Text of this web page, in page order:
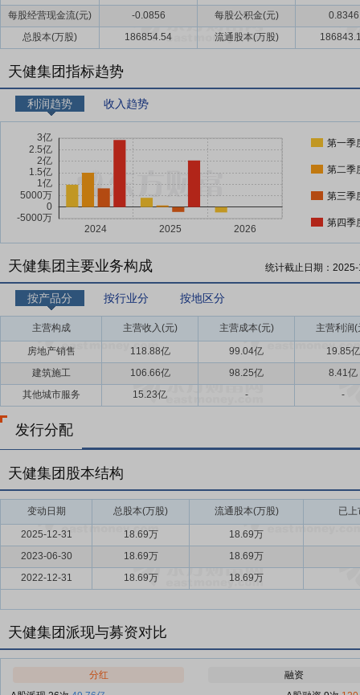
每股经营现金流(元)
-0.0856 每股公积金(元)
0.8346
总股本(万股)
186854.54 流通股本(万股)
天健集团指标趋势
利润趋势 收入趋势
第一季
第二季
第三季
第四季
天健集团主要业务构成 统计截止日期：
按产品分 按行业分 按地区分
主营构成 主营收入(元) 主营成本(元) 主营利润(
房地产销售 118.88亿 99.04亿
19.85亿
建筑施工
106.66亿 98.25亿
8.41亿
其他城市服务
15.23亿 - -
发行分配
天健集团股本结构
变动日期 总股本(万股) 流通股本(万股) 已
2025-12-31 18.69万
18.69万
2023-06-30
18.69万
18.69万
2022-12-31
18.69万 18.69万
天健集团派现与募资对比
分红
融资